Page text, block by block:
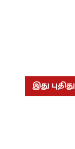
இது புதிது